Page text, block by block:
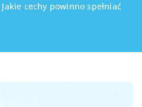
Jakie cechy powinno spełniać